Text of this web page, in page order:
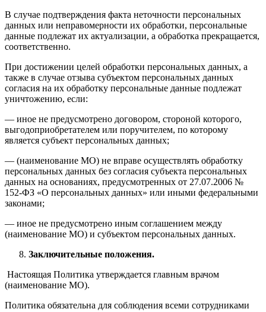
В случае подтверждения факта неточности персональных
данных или неправомерности их обработки, персональные
данные подлежат их актуализации, а обработка прекращается,
соответственно.
При достижении целей обработки персональных данных, а
также в случае отзыва субъектом персональных данных
согласия на их обработку персональные данные подлежат
уничтожению, если:
— иное не предусмотрено договором, стороной которого,
выгодоприобретателем или поручителем, по которому
является субъект персональных данных;
— (наименование МО) не вправе осуществлять обработку
персональных данных без согласия субъекта персональных
данных на основаниях, предусмотренных от 27.07.2006 №
152-ФЗ «О персональных данных» или иными федеральными
законами;
— иное не предусмотрено иным соглашением между
(наименование МО) и субъектом персональных данных.
Заключительные положения.
Настоящая Политика утверждается главным врачом
(наименование МО).
Политика обязательна для соблюдения всеми сотрудниками